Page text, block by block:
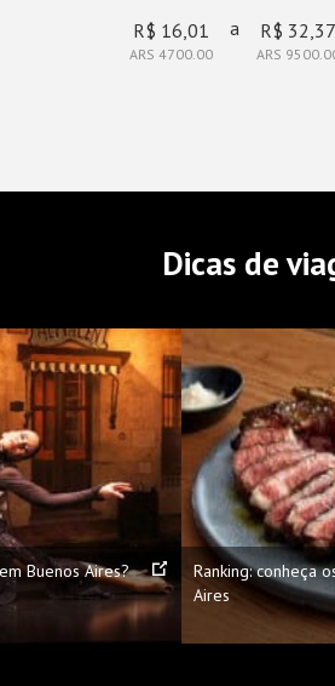
R$ 16,01
ARS 4700.00
a R$ 32,37
ARS
Dicas de
Buenos Aires?
Ranking: conheça
Aires